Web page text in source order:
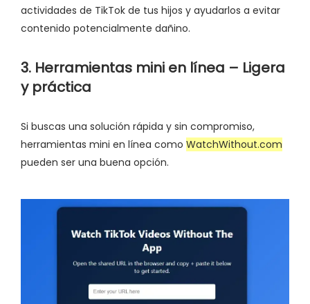
actividades de TikTok de tus hijos y ayudarlos a evitar
contenido potencialmente dañino.
3. Herramientas mini en línea – Ligera
y práctica
Si buscas una solución rápida y sin compromiso,
herramientas mini en línea como WatchWithout.com
pueden ser una buena opción.